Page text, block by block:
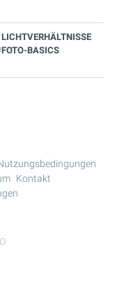
BASICS
Kontakt